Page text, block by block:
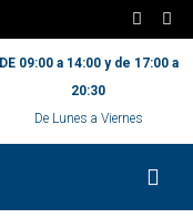
DE 09:00 a 14:00 y de 17:00 a
20:30
De Lunes a Viernes